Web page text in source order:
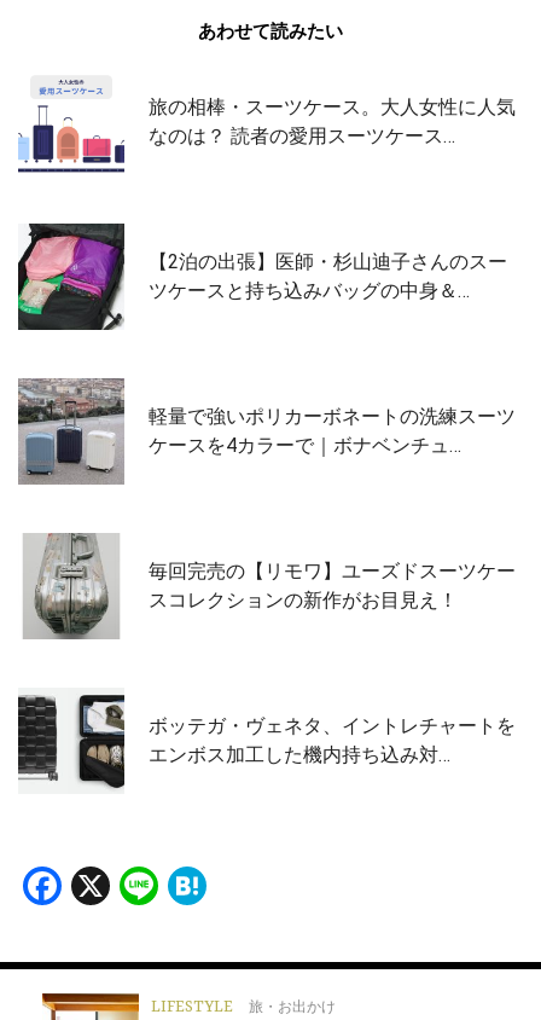
あわせて読みたい
旅の相棒・スーツケース。大人女性に人気
なのは？ 読者の愛用スーツケース…
【2泊の出張】医師・杉山迪子さんのスー
ツケースと持ち込みバッグの中身＆…
軽量で強いポリカーボネートの洗練スーツ
ケースを4カラーで｜ボナベンチュ…
毎回完売の【リモワ】ユーズドスーツケー
スコレクションの新作がお目見え！
ボッテガ・ヴェネタ、イントレチャートを
エンボス加工した機内持ち込み対…
Facebook
X Line
LIFESTYLE 旅・お出かけ